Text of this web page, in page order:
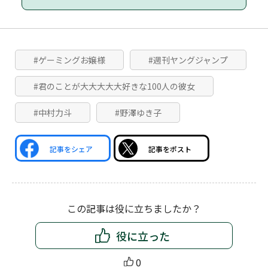
#ゲーミングお嬢様 #週刊ヤングジャンプ
#君のことが大大大大大好きな100人の彼女
#中村力斗 #野澤ゆき子
記事をシェア 記事をポスト
この記事は役に立ちましたか？
役に立った
0